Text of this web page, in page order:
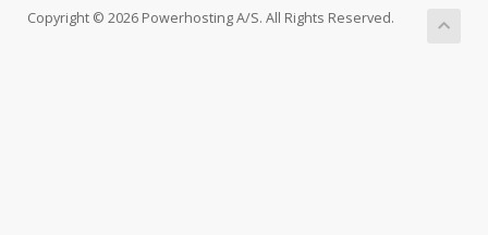
Copyright © 2026 Powerhosting A/S. All Rights Reserved.